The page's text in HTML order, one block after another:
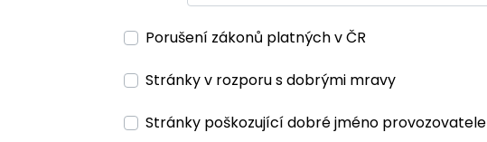
Porušení zákonů platných v ČR
Stránky v rozporu s dobrými mravy
Stránky poškozující dobré jméno provozovatele